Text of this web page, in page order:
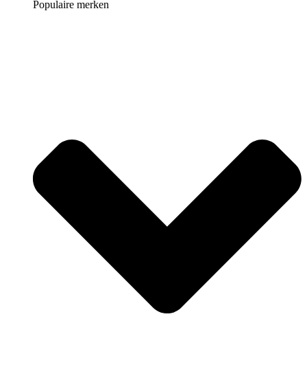
Populaire merken